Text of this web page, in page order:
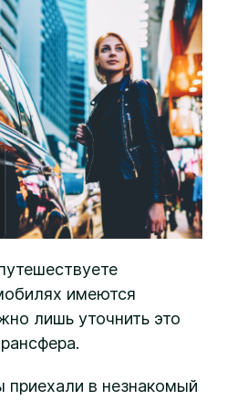
имеются
лишь уточнить это
приехали в незнакомый